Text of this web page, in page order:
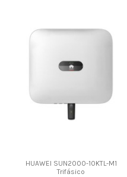
HUAWEI SUN2000-10KTL-M1
Trifásico